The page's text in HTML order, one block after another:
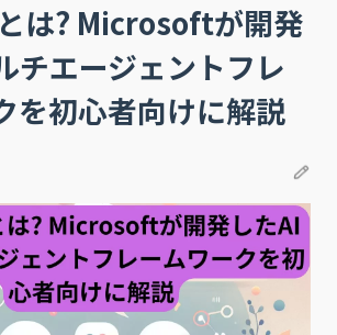
は? Microsoftが開発
チエージェントフレ
を初心者向けに解説